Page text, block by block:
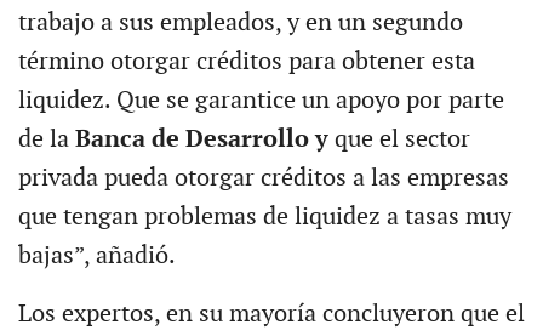
trabajo a sus empleados, y en un segundo
término otorgar créditos para obtener esta
liquidez. Que se garantice un apoyo por parte
de laBanca de Desarrollo yque el sector
privada pueda otorgar créditos a las empresas
que tengan problemas de liquidez a tasas muy
bajas”, añadió.
Los expertos, en su mayoría concluyeron que el